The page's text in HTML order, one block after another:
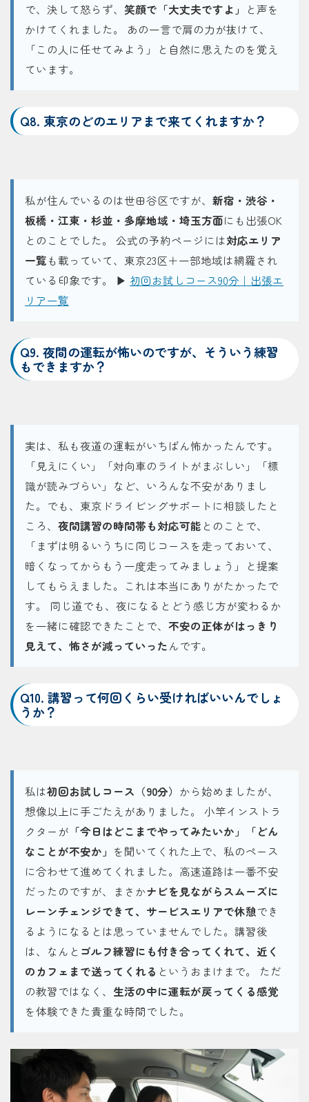
で、決して怒らず、 笑顔で「大丈夫ですよ」
と声を
かけてくれました。 あの一言で肩の力が抜けて、
「この人に任せてみよう」と自然に思えたのを覚え
ています。
Q8. 東京のどのエリアまで来てくれますか？
私が住んでいるのは世田谷区ですが、 新宿・渋谷・
板橋・江東・杉並・多摩地域・埼玉方面にも出張OK
とのことでした。 公式の予約ページには対応エリア
一覧も載っていて、東京23区＋一部地域は網羅され
ている印象です。 ▶ 初回お試しコース90分｜出張エ
リア一覧
Q9. 夜間の運転が怖いのですが、そういう練習
もできますか？
実は、私も夜道の運転がいちばん怖かったんです。
「見えにくい」「対向車のライトがまぶしい」「標
識が読みづらい」など、いろんな不安がありまし
た。でも、東京ドライビングサポートに相談したと
ころ、 夜間講習の時間帯も対応可能 とのことで、
「まずは明るいうちに同じコースを走っておいて、
暗くなってからもう一度走ってみましょう」と提案
してもらえました。これは本当にありがたかったで
す。 同じ道でも、夜になるとどう感じ方が変わるか
を一緒に確認できたことで、 不安の正体がはっきり
見えて、怖さが減っていったんです。
Q10. 講習って何回くらい受ければいいんでしょ
うか？
私は初回お試しコース（90分） から始めましたが、
想像以上に手ごたえがありました。 小竿インストラ
クターが 「今日はどこまでやってみたいか」「どん
なことが不安か」 を聞いてくれた上で、私のペース
に合わせて進めてくれました。高速道路は一番不安
だったのですが、まさかナビを見ながらスムーズに
レーンチェンジできて、サービスエリアで休憩でき
るようになるとは思っていませんでした。講習後
は、なんと ゴルフ練習にも付き合ってくれて、近く
のカフェまで送ってくれる というおまけまで。 ただ
の教習ではなく、 生活の中に運転が戻ってくる感覚
を体験できた貴重な時間でした。